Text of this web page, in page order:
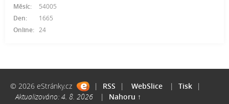
Online: 24
Měsíc:
54005
Den:
1665
© 2026 eStránky.cz | RSS | WebSlice | Tisk
|
Aktualizováno: 4. 8. 2026
| Nahoru ↑